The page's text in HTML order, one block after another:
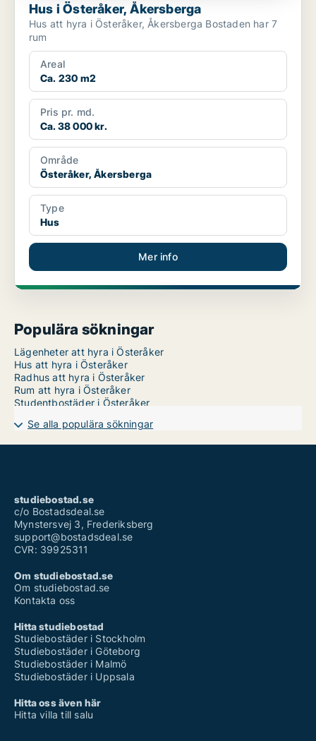
Hus i Österåker, Åkersberga
Hus att hyra i Österåker, Åkersberga Bostaden har 7
rum
Areal
Ca. 230 m2
Pris pr. md.
Ca. 38 000 kr.
Område
Österåker, Åkersberga
Type
Hus
Mer info
Populära sökningar
Lägenheter att hyra i Österåker
Hus att hyra i Österåker
Radhus att hyra i Österåker
Rum att hyra i Österåker
Studentbostäder i Österåker
Se alla populära sökningar
studiebostad.se
c/o Bostadsdeal.se
Mynstersvej 3, Frederiksberg
support@bostadsdeal.se
CVR: 39925311
Om studiebostad.se
Om studiebostad.se
Kontakta oss
Hitta studiebostad
Studiebostäder i Stockholm
Studiebostäder i Göteborg
Studiebostäder i Malmö
Studiebostäder i Uppsala
Hitta oss även här
Hitta villa till salu